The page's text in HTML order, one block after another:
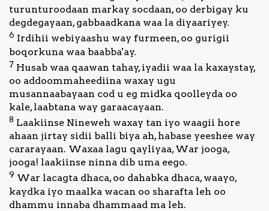
turunturoodaan markay socdaan, oo derbigay ku
degdegayaan, gabbaadkana waa la diyaariyey.
6 Irdihii webiyaashu way furmeen, oo gurigii
boqorkuna waa baabba'ay.
7 Husab waa qaawan tahay, iyadii waa la kaxaystay,
oo addoommaheediina waxay ugu
musannaabayaan cod u eg midka qoolleyda oo
kale, laabtana way garaacayaan.
8 Laakiinse Nineweh waxay tan iyo waagii hore
ahaan jirtay sidii balli biya ah, habase yeeshee way
cararayaan. Waxaa lagu qayliyaa, War jooga,
jooga! laakiinse ninna dib uma eego.
9 War lacagta dhaca, oo dahabka dhaca, waayo,
kaydka iyo maalka wacan oo sharafta leh oo
dhammu innaba dhammaad ma leh.